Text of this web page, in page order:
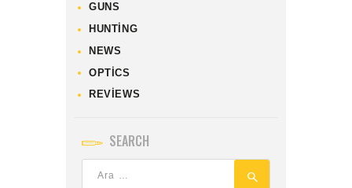
GUNS
HUNTING
NEWS
OPTICS
REVIEWS
SEARCH